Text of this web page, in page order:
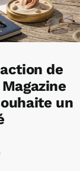
de
Magazine
un